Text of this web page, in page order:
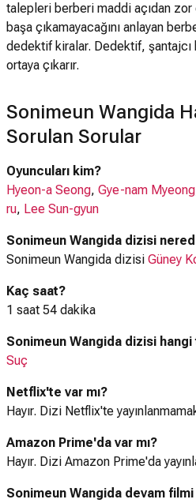
talepleri berberi maddi açıdan zor
başa çıkamayacağını anlayan
dedektif kiralar. Dedektif, şantajcı
ortaya çıkarır.
Sonimeun Wangida
Sorulan Sorular
Oyuncuları kim?
Hyeon-a Seong, Gye-nam Myeong
ru, Lee Sun-gyun
Sonimeun Wangida dizisi
Sonimeun Wangida dizisi Güney
Kaç saat?
1 saat 54 dakika
Sonimeun Wangida dizisi hangi
Suç
Netflix'te var mı?
Hayır. Dizi Netflix'te
Amazon Prime'da var mı?
Hayır. Dizi Amazon Prime'da
Sonimeun Wangida devam filmi